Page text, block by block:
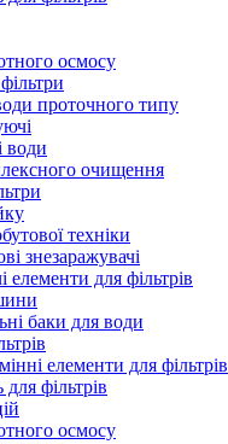
осмосу
проточного типу
води
очищення
техніки
знезаражувачі
для фільтрів
баки для води
елементи для фільтрів
для фільтрів
осмосу